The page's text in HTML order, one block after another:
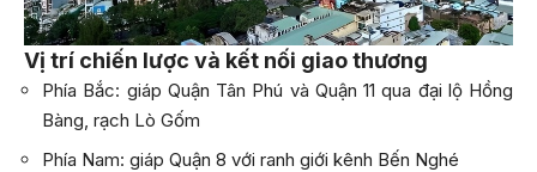
Vị trí chiến lược và kết nối giao thương
Phía Bắc: giáp Quận Tân Phú và Quận 11 qua đại lộ Hồng
Bàng, rạch Lò Gốm
Phía Nam: giáp Quận 8 với ranh giới kênh Bến Nghé